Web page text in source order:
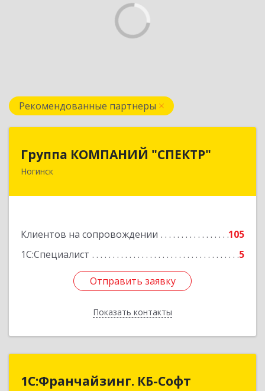
Рекомендованные партнеры
Группа КОМПАНИЙ "СПЕКТР"
Ногинск
Клиентов на сопровождении
105
1С:Специалист
5
Отправить заявку
Показать контакты
Группа КОМПАНИЙ "СПЕКТР"
142400, Московская обл, г.о.Богородский,
Отправить заявку
Назад
1С:Франчайзинг. КБ-Софт
1С:Франчайзинг. КБ-Софт